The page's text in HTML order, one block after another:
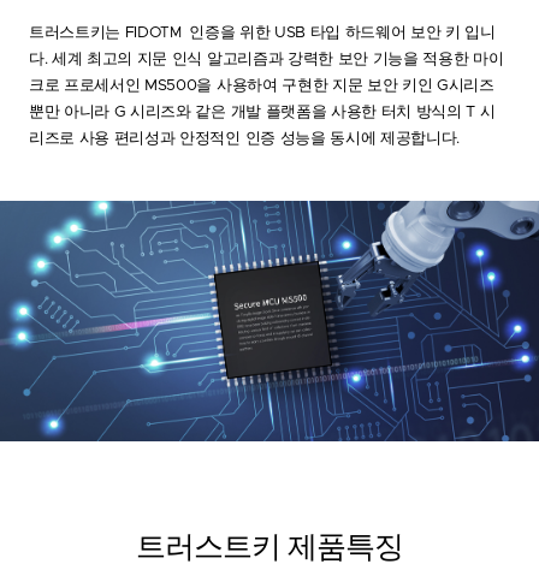
트러스트키는 FIDOTM
인증을 위한 USB 타입 하드웨어 보안 키 입니
다. 세계 최고의 지문 인식 알고리즘과 강력한 보안 기능을 적용한 마이
크로 프로세서인 MS500을 사용하여 구현한 지문 보안 키인 G시리즈
뿐만 아니라 G 시리즈와 같은 개발 플랫폼을 사용한 터치 방식의 T 시
리즈로 사용 편리성과 안정적인 인증 성능을 동시에 제공합니다.
트러스트키 제품특징